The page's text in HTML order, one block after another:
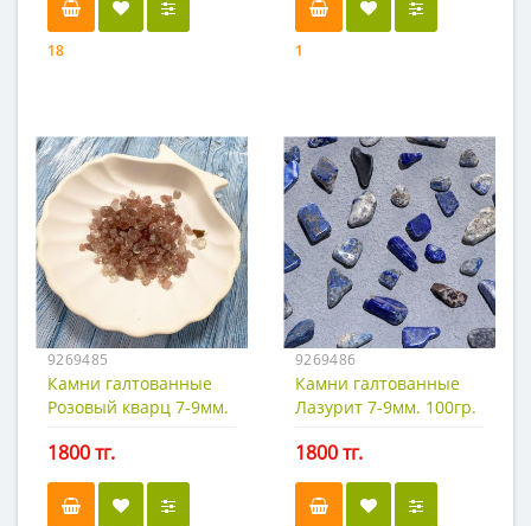
18 1
9269485
Камни галтованные
Розовый кварц 7-9мм.
1800 тг.
9269486
Камни галтованные
Лазурит 7-9мм. 100гр.
1800 тг.